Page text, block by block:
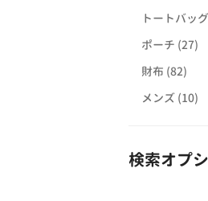
トートバ
ポーチ (27)
財布 (82)
メンズ (10)
検索オプ